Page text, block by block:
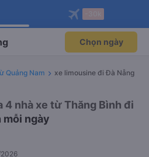
ngay!
thành viên độc
Mở app
đặt vé máy bay qua
Mở app
Chọn ngày
Quảng Nam
xe limousine đi Đà Nẵng
4 nhà xe từ Thăng Bình đi
mỗi ngày